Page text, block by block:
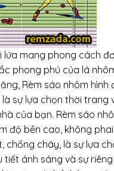
lứa mang phong cách
phong phú của lá
Rèm sáo nhôm hình
sự lựa chọn thời trang
của bạn. Rèm sáo
độ bền cao, không phai
chống cháy, là sự lựa
ánh sáng và sự riêng